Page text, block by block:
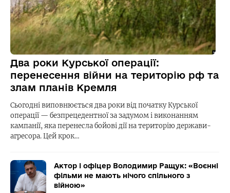
Два роки Курської операції:
перенесення війни на територію рф та
злам планів Кремля
Сьогодні виповнюється два роки від початку Курської
операції — безпрецедентної за задумом і виконанням
кампанії, яка перенесла бойові дії на територію держави-
агресора. Цей крок…
Актор і офіцер Володимир Ращук: «Воєнні
фільми не мають нічого спільного з
війною»